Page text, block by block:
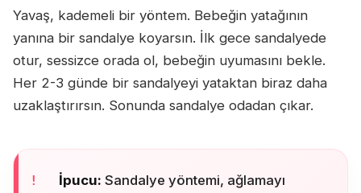
Yavaş, kademeli bir yöntem. Bebeğin yatağının
yanına bir sandalye koyarsın. İlk gece sandalyede
otur, sessizce orada ol, bebeğin uyumasını bekle.
Her 2-3 günde bir sandalyeyi yataktan biraz daha
uzaklaştırırsın. Sonunda sandalye odadan çıkar.
İpucu: Sandalye yöntemi, ağlamayı